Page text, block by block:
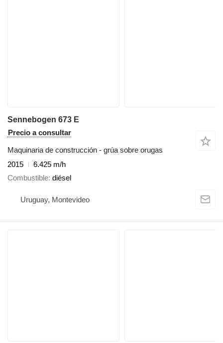
Sennebogen 673 E
Precio a consultar
Maquinaria de construcción - grúa sobre orugas
2015
6.425 m/h
Combustible diésel
Uruguay, Montevideo